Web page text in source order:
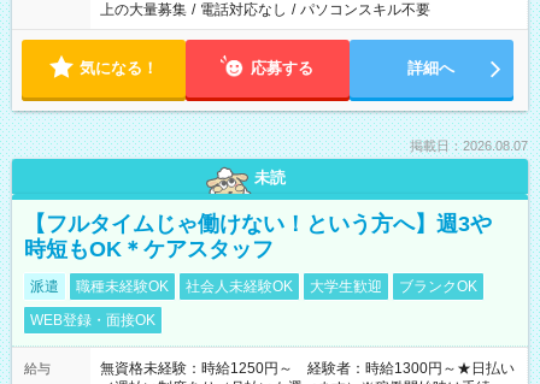
上の大量募集 / 電話対応なし / パソコンスキル不要
気になる！ 応募する 詳細へ
掲載日：2026.08.07
未読
【フルタイムじゃ働けない！という方へ】週3や
時短もOK＊ケアスタッフ
派遣 職種未経験OK 社会人未経験OK 大学生歓迎
ブランクOK
WEB登録・面接OK
給与
無資格未経験：時給1250円～ 経験者：時給1300円～★日払い